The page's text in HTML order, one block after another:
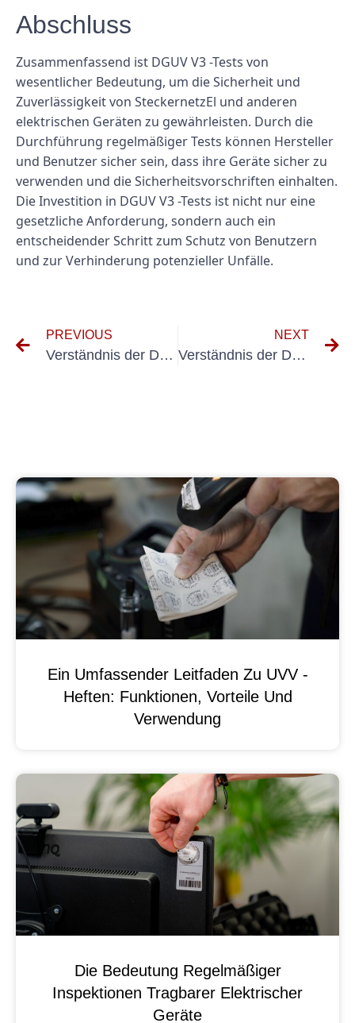
Abschluss
Zusammenfassend ist DGUV V3 -Tests von
wesentlicher Bedeutung, um die Sicherheit und
Zuverlässigkeit von SteckernetzEl und anderen
elektrischen Geräten zu gewährleisten. Durch die
Durchführung regelmäßiger Tests können Hersteller
und Benutzer sicher sein, dass ihre Geräte sicher zu
verwenden und die Sicherheitsvorschriften einhalten.
Die Investition in DGUV V3 -Tests ist nicht nur eine
gesetzliche Anforderung, sondern auch ein
entscheidender Schritt zum Schutz von Benutzern
und zur Verhinderung potenzieller Unfälle.
PREVIOUS
Verständnis der DGUV V3 -Prüfung zur Serversicherheit
NEXT
Verständnis der DGUV V3 -Prüfung für UPS -Systeme: Was Sie wissen müssen
Ein Umfassender Leitfaden Zu UVV -
Heften: Funktionen, Vorteile Und
Verwendung
Die Bedeutung Regelmäßiger
Inspektionen Tragbarer Elektrischer
Geräte